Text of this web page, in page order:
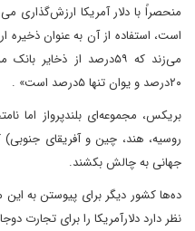
منحصراً با دلار آمریکا ارزش‌گذاری
است، استفاده از آن به عنوان
می‌زند که ۵۹درصد از
۲۰درصد و یوان تنها ۵درصد است» .
بریکس، مجموعه‌ای بلندپرواز اما
روسیه، هند، چین و آفریقای جنوبی)
جهانی به چالش بکشند.
ده‌ها کشور دیگر برای پیوستن به
نظر دارد دلارآمریکا را برای تجارت دوجانبه ۱۰میلیارد دلاری با عراق کنار